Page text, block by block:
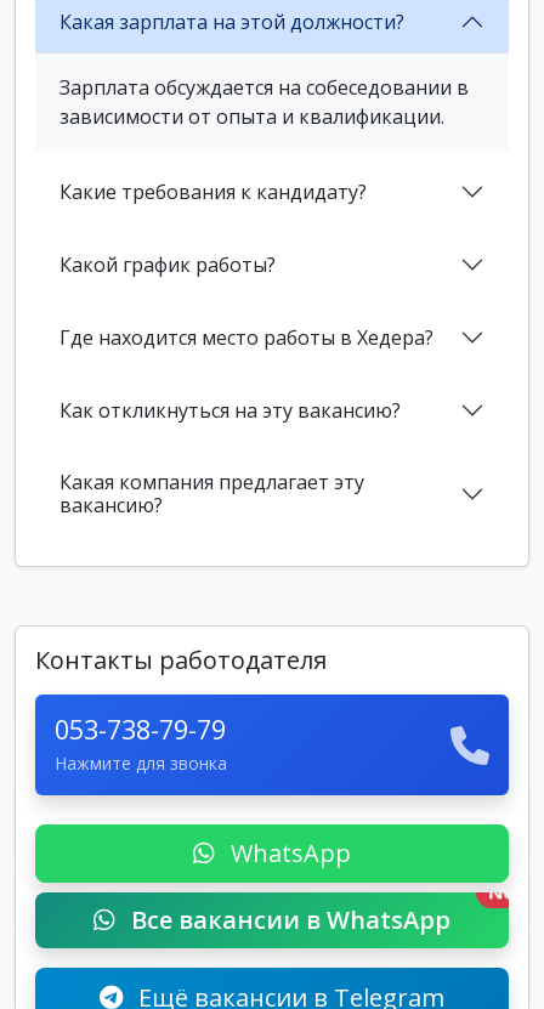
Какая зарплата на этой должности?
Зарплата обсуждается на собеседовании в
зависимости от опыта и квалификации.
Какие требования к кандидату?
Какой график работы?
Где находится место работы в Хедера?
Как откликнуться на эту вакансию?
Какая компания предлагает эту
вакансию?
Контакты работодателя
053-738-79-79
Нажмите для звонка
WhatsApp
Все вакансии в WhatsApp
New
Ещё вакансии в Telegram